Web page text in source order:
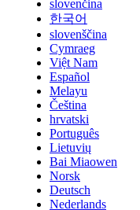
slovenčina
한국어
slovenščina
Cymraeg
Việt Nam
Español
Melayu
Čeština
hrvatski
Português
Lietuvių
Bai Miaowen
Norsk
Deutsch
Nederlands